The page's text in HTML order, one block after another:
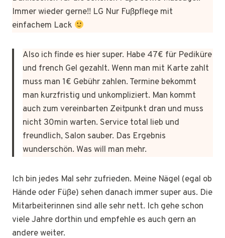
Immer wieder gerne!! LG Nur Fußpflege mit
einfachem Lack
Also ich finde es hier super. Habe 47€ für Pediküre
und french Gel gezahlt. Wenn man mit Karte zahlt
muss man 1€ Gebühr zahlen. Termine bekommt
man kurzfristig und unkompliziert. Man kommt
auch zum vereinbarten Zeitpunkt dran und muss
nicht 30min warten. Service total lieb und
freundlich, Salon sauber. Das Ergebnis
wunderschön. Was will man mehr.
Ich bin jedes Mal sehr zufrieden. Meine Nägel (egal ob
Hände oder Füße) sehen danach immer super aus. Die
Mitarbeiterinnen sind alle sehr nett. Ich gehe schon
viele Jahre dorthin und empfehle es auch gern an
andere weiter.